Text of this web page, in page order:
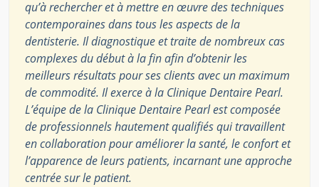
qu’à rechercher et à mettre en œuvre des techniques
contemporaines dans tous les aspects de la
dentisterie. Il diagnostique et traite de nombreux cas
complexes du début à la fin afin d’obtenir les
meilleurs résultats pour ses clients avec un maximum
de commodité. Il exerce à la Clinique Dentaire Pearl.
L’équipe de la Clinique Dentaire Pearl est composée
de professionnels hautement qualifiés qui travaillent
en collaboration pour améliorer la santé, le confort et
l’apparence de leurs patients, incarnant une approche
centrée sur le patient.